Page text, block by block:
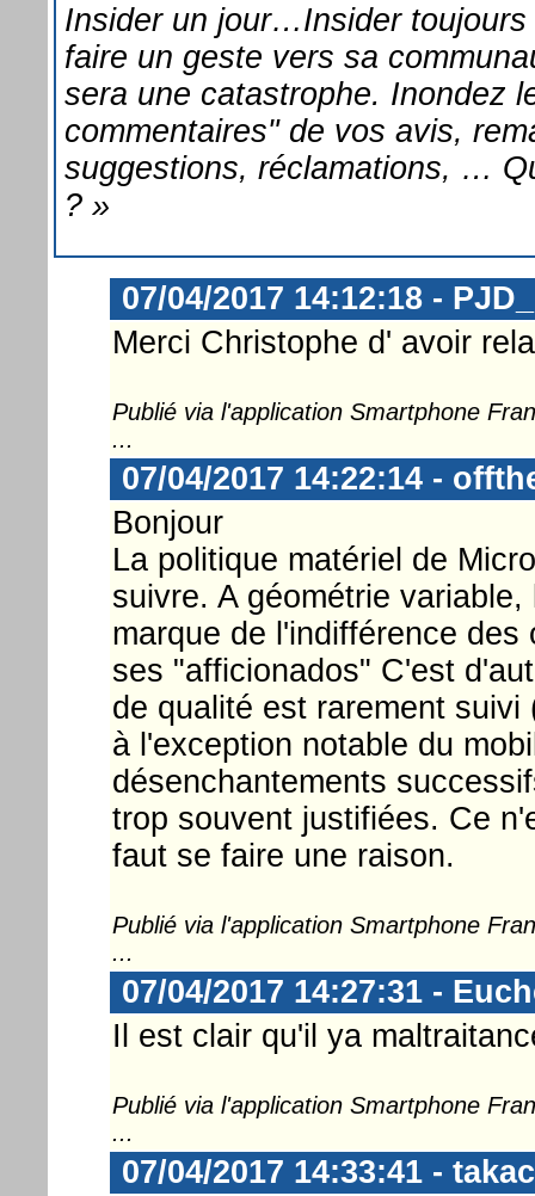
Insider un jour…Insider toujours
faire un geste vers sa
sera une catastrophe. Inondez
commentaires" de vos avis,
suggestions, réclamations, …
? »
07/04/2017 14:12:18 -
Merci Christophe d' avoir
Publié via l'application Smartphone
...
07/04/2017 14:22:14 -
Bonjour
La politique matériel de
suivre. A géométrie
marque de l'indifférence
ses "afficionados" C'est
de qualité est rarement
à l'exception notable du
désenchantements
trop souvent justifiées. Ce
faut se faire une raison.
Publié via l'application Smartphone
...
07/04/2017 14:27:31 -
Il est clair qu'il ya
Publié via l'application Smartphone
...
07/04/2017 14:33:41 -